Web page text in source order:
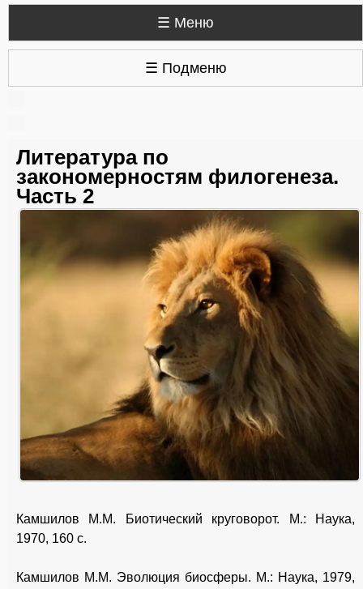
☰ Меню
☰ Подменю
Литература по
закономерностям филогенеза.
Часть 2
Камшилов М.М. Биотический круговорот. М.: Наука,
1970, 160 с.
Камшилов М.М. Эволюция биосферы. М.: Наука, 1979,